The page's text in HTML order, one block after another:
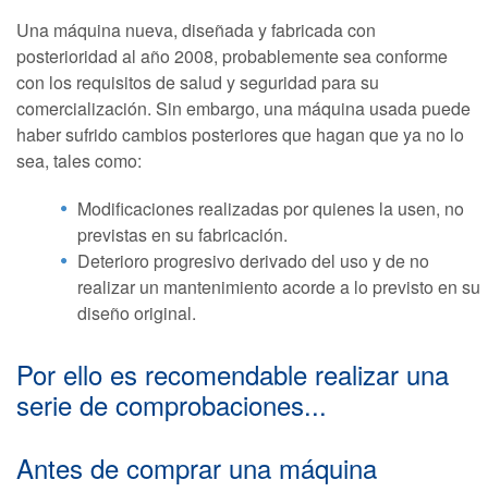
Una máquina nueva, diseñada y fabricada con
posterioridad al año 2008, probablemente sea conforme
con los requisitos de salud y seguridad para su
comercialización. Sin embargo, una máquina usada puede
haber sufrido cambios posteriores que hagan que ya no lo
sea, tales como:
Modificaciones realizadas por quienes la usen, no
previstas en su fabricación.
Deterioro progresivo derivado del uso y de no
realizar un mantenimiento acorde a lo previsto en su
diseño original.
Por ello es recomendable realizar una
serie de comprobaciones...
Antes de comprar una máquina